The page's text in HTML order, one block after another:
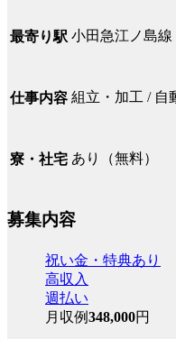
最寄り駅 小田急江ノ島線
仕事内容 組立・加工 / 自
寮・社宅 あり（無料）
募集内容
祝い金・特典あり
高収入
週払い
月収例348,000円